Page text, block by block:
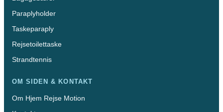
Paraplyholder
Taskeparaply
Rejsetoilettaske
Strandtennis
OM SIDEN & KONTAKT
Om Hjem Rejse Motion